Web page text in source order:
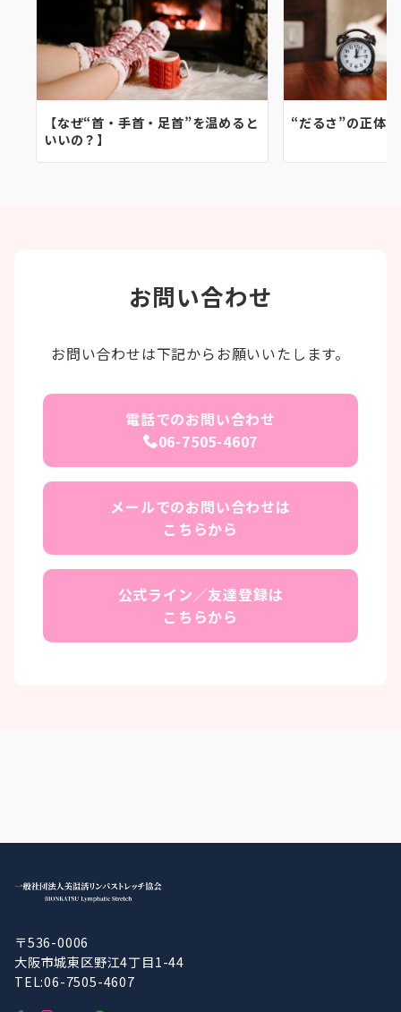
【なぜ“首・手首・足首”を温めると
いいの？】
“だるさ”の正体
お問い合わせ
お問い合わせは下記からお願いいたします。
電話でのお問い合わせ
06-7505-4607
メールでのお問い合わせは
こちらから
公式ライン／友達登録は
こちらから
〒536-0006
大阪市城東区野江4丁目1-44
TEL:06-7505-4607